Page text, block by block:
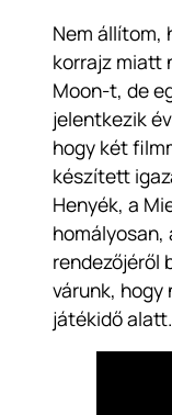
Nem állítom,
korrajz miatt
Moon-t, de
jelentkezik
hogy két
készített
Henyék, a
homályosan,
rendezőjéről
várunk, hogy
játékidő alatt.